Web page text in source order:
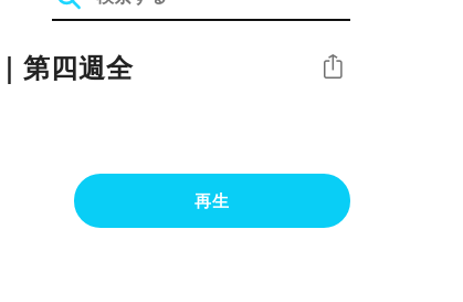
第四週全 シェア
再生